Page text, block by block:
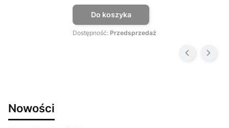
Do koszyka
Dostępność: Przedsprzedaż
Nowości